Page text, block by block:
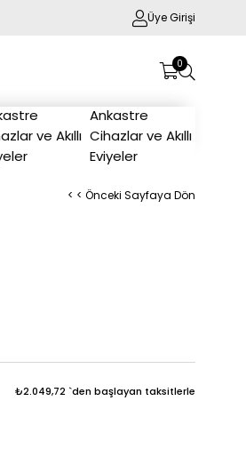
Üye Girişi
0
ve Akıllı
Ankastre
Cihazlar ve Akıllı
Eviyeler
< < Önceki Sayfaya Dön
₺2.049,72 `den başlayan taksitlerle